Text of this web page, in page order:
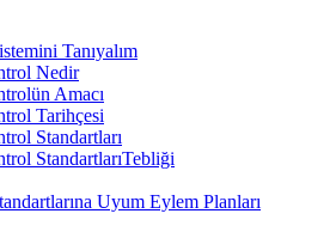
Tanıyalım
Nedir
Amacı
Tarihçesi
Standartları
StandartlarıTebliği
Uyum Eylem Planları